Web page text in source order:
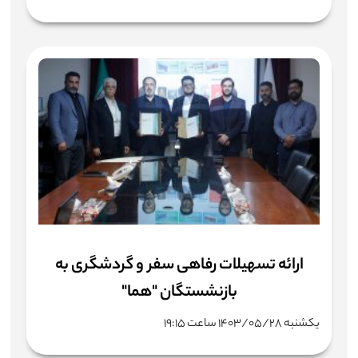
ارائه تسهیلات رفاهی سفر و گردشگری به
بازنشستگان "هما"
یکشنبه ۱۴۰۳/۰۵/۲۸ ساعت ۱۹:۱۵